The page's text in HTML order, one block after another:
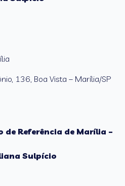
136, Boa Vista – Marília/SP
Referência de Marília –
Sulpício